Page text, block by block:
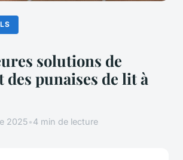
solutions de
punaises de lit à
2025•4 min de lecture